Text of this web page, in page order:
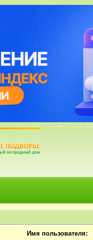
КАЛЕНДАРЬ ВОЙТИ
профили
или
Имя пользователя: